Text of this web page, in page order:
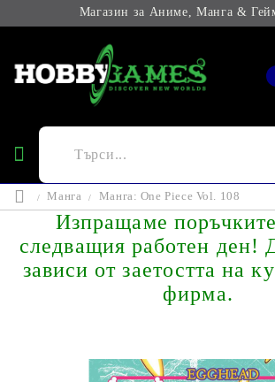
Магазин за Аниме, Манга &
Манга Манга: One Piece Vol. 108
Изпращаме
следващия работен ден!
зависи от заетостта на
фирма.